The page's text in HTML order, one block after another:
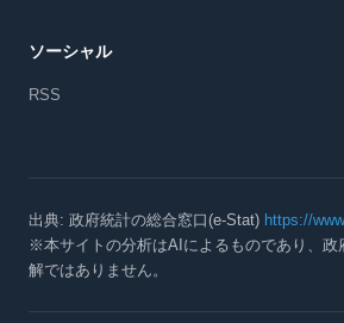
ソーシャル
RSS
出典: 政府統計の総合窓口(e-Stat) https://
※本サイトの分析はAIによるものであり、政
解ではありません。